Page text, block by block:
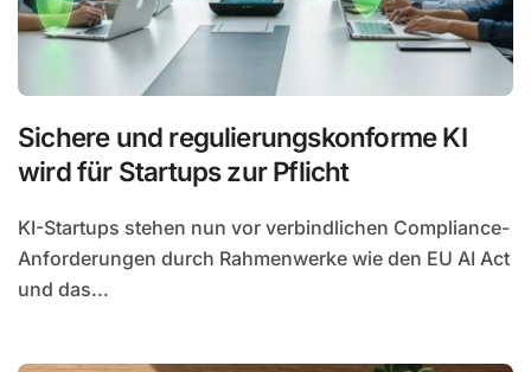
Sichere und regulierungskonforme KI
wird für Startups zur Pflicht
KI-Startups stehen nun vor verbindlichen Compliance-
Anforderungen durch Rahmenwerke wie den EU AI Act
und das...